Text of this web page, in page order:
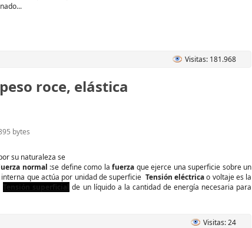
Visitas: 181.968
roce, elástica
bytes
su naturaleza se
normal :se define como lafuerza que ejerce una superficie sobre un
que actúa por unidad de superficie Tensión eléctricao voltaje es la
de un líquido a la cantidad de energía necesaria para
Visitas: 24